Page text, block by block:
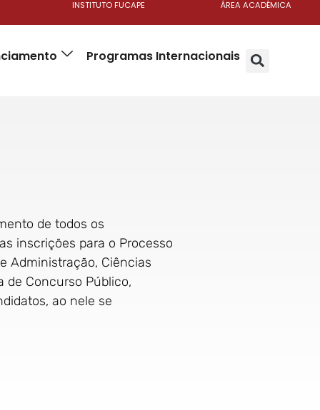
INSTITUTO FUCAPE ÁREA ACADÊMICA
Programas Internacionais
de todos os
inscrições para o Processo
Administração, Ciências
de Concurso Público,
ao nele se